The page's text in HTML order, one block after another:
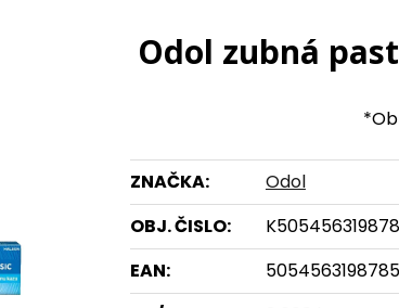
Odol zubná
ZNAČKA:
Odol
OBJ. ČISLO:
EAN:
5054563198785